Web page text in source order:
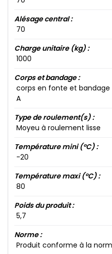
Alésage central :
70​
Charge unitaire (kg) :
1000​
Corps et bandage :
corps en fonte et
A
Type de roulement(s) :
Moyeu à roulement lisse
Température mini (°C) :
-20​
Température maxi (°C) :
80​
Poids du produit :
5​,7​
Norme :
Produit conforme à la